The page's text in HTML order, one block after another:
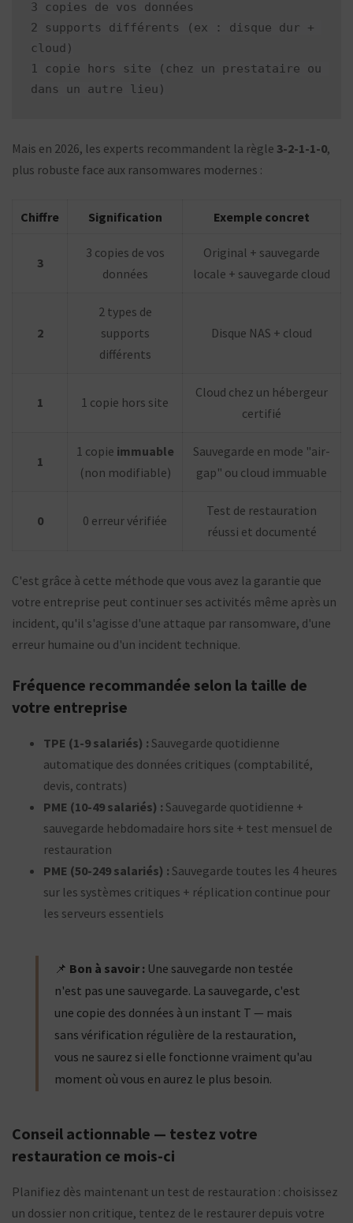
3 copies de vos données
2 supports différents (ex : disque dur +
cloud)
1 copie hors site (chez un prestataire ou
Mais en 2026, les experts recommandent la règle 3-2-1-1-0,
plus robuste face aux ransomwares modernes :
Chiffre Signification Exemple concret
3
3 copies de vos
données
Original + sauvegarde
locale + sauvegarde cloud
2
2 types de
supports
différents
Disque NAS + cloud
1 1 copie hors site
Cloud chez un hébergeur
certifié
1
1 copie immuable
(non modifiable)
Sauvegarde en mode "air-
gap" ou cloud immuable
0 0 erreur vérifiée
Test de restauration
réussi et documenté
C'est grâce à cette méthode que vous avez la garantie que
votre entreprise peut continuer ses activités même après un
incident, qu'il s'agisse d'une attaque par ransomware, d'une
erreur humaine ou d'un incident technique.
Fréquence recommandée selon la taille de
votre entreprise
TPE (1-9 salariés) : Sauvegarde quotidienne
automatique des données critiques (comptabilité,
devis, contrats)
PME (10-49 salariés) : Sauvegarde quotidienne +
sauvegarde hebdomadaire hors site + test mensuel de
restauration
PME (50-249 salariés) : Sauvegarde toutes les 4 heures
sur les systèmes critiques + réplication continue pour
les serveurs essentiels
📌 Bon à savoir : Une sauvegarde non testée
n'est pas une sauvegarde. La sauvegarde, c'est
une copie des données à un instant T — mais
sans vérification régulière de la restauration,
vous ne saurez si elle fonctionne vraiment qu'au
moment où vous en aurez le plus besoin.
Conseil actionnable — testez votre
restauration ce mois-ci
Planifiez dès maintenant un test de restauration : choisissez
un dossier non critique, tentez de le restaurer depuis votre